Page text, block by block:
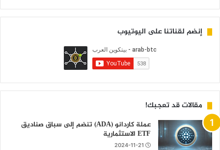
إنضم لقناتنا على اليوتيوب
مقالات قد تعجبك!
عملة كاردانو (ADA) تنضم إلى سباق صناديق
ETF الاستثمارية
2024-11-21